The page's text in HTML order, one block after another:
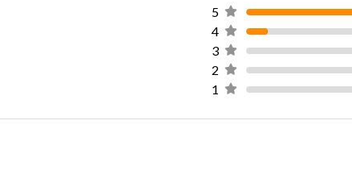
1
2
3
4
5